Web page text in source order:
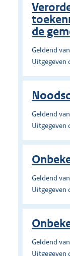
de
Geldend
Uitgegeven
Geldend
Uitgegeven
Geldend
Uitgegeven
Geldend
Uitgegeven